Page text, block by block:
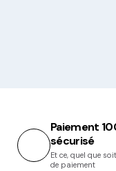
Paiement
sécurisé
Et ce, quel que
de paiement